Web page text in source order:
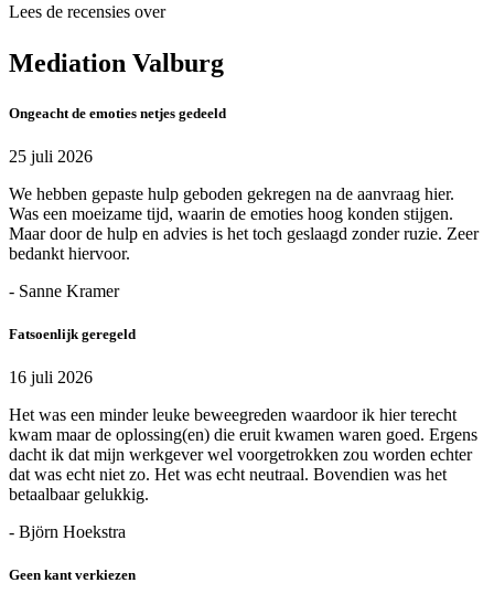
Lees de recensies over
Mediation Valburg
Ongeacht de emoties netjes gedeeld
25 juli 2026
We hebben gepaste hulp geboden gekregen na de aanvraag hier.
Was een moeizame tijd, waarin de emoties hoog konden stijgen.
Maar door de hulp en advies is het toch geslaagd zonder ruzie. Zeer
bedankt hiervoor.
- Sanne Kramer
Fatsoenlijk geregeld
16 juli 2026
Het was een minder leuke beweegreden waardoor ik hier terecht
kwam maar de oplossing(en) die eruit kwamen waren goed. Ergens
dacht ik dat mijn werkgever wel voorgetrokken zou worden echter
dat was echt niet zo. Het was echt neutraal. Bovendien was het
betaalbaar gelukkig.
- Björn Hoekstra
Geen kant verkiezen